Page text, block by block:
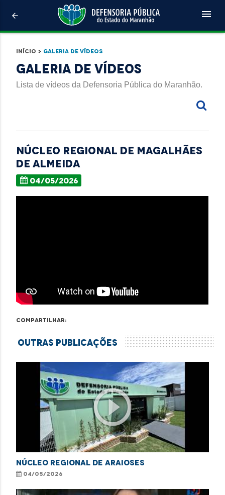
arrow_back menu
Início > Galeria de Vídeos
Galeria de Vídeos
Lista de vídeos da Defensoria Pública do Maranhão.
NÚCLEO REGIONAL DE MAGALHÃES
DE ALMEIDA
04/05/2026
Compartilhar:
Outras Publicações
play_circle_outline
NÚCLEO REGIONAL DE ARAIOSES
04/05/2026